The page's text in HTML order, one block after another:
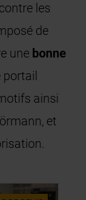
les
de
une bonne
portail
ainsi
et